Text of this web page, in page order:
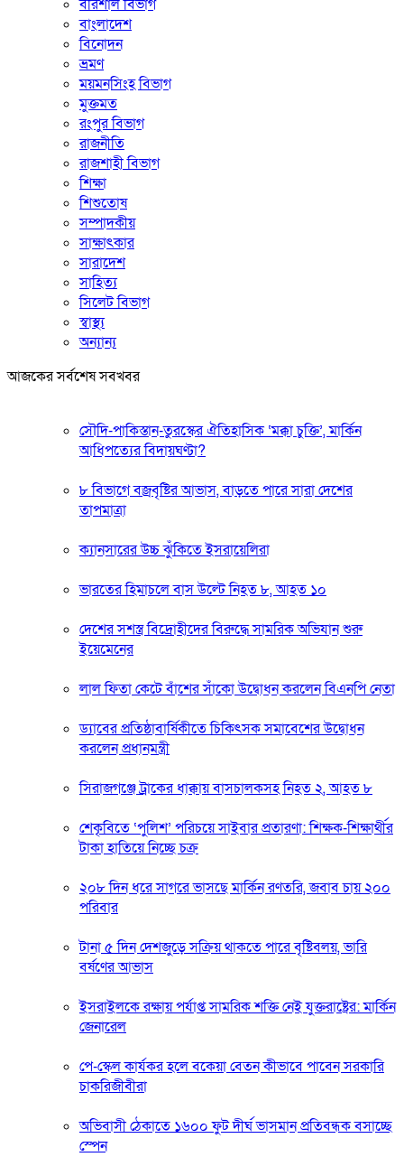
বরিশাল বিভাগ
বাংলাদেশ
বিনোদন
ভ্রমণ
ময়মনসিংহ বিভাগ
মুক্তমত
রংপুর বিভাগ
রাজনীতি
রাজশাহী বিভাগ
শিক্ষা
শিশুতোষ
সম্পাদকীয়
সাক্ষাৎকার
সারাদেশ
সাহিত্য
সিলেট বিভাগ
স্বাস্থ্য
অন্যান্য
আজকের সর্বশেষ সবখবর
সৌদি-পাকিস্তান-তুরস্কের ঐতিহাসিক ‘মক্কা চুক্তি’, মার্কিন
আধিপত্যের বিদায়ঘণ্টা?
৮ বিভাগে বজ্রবৃষ্টির আভাস, বাড়তে পারে সারা দেশের
তাপমাত্রা
ক্যানসারের উচ্চ ঝুঁকিতে ইসরায়েলিরা
ভারতের হিমাচলে বাস উল্টে নিহত ৮, আহত ১০
দেশের সশস্ত্র বিদ্রোহীদের বিরুদ্ধে সামরিক অভিযান শুরু
ইয়েমেনের
লাল ফিতা কেটে বাঁশের সাঁকো উদ্বোধন করলেন বিএনপি নেতা
ড্যাবের প্রতিষ্ঠাবার্ষিকীতে চিকিৎসক সমাবেশের উদ্বোধন
করলেন প্রধানমন্ত্রী
সিরাজগঞ্জে ট্রাকের ধাক্কায় বাসচালকসহ নিহত ২, আহত ৮
শেকৃবিতে ‘পুলিশ’ পরিচয়ে সাইবার প্রতারণা: শিক্ষক-শিক্ষার্থীর
টাকা হাতিয়ে নিচ্ছে চক্র
২০৮ দিন ধরে সাগরে ভাসছে মার্কিন রণতরি, জবাব চায় ২০০
পরিবার
টানা ৫ দিন দেশজুড়ে সক্রিয় থাকতে পারে বৃষ্টিবলয়, ভারি
বর্ষণের আভাস
ইসরাইলকে রক্ষায় পর্যাপ্ত সামরিক শক্তি নেই যুক্তরাষ্ট্রের: মার্কিন
জেনারেল
পে-স্কেল কার্যকর হলে বকেয়া বেতন কীভাবে পাবেন সরকারি
চাকরিজীবীরা
অভিবাসী ঠেকাতে ১৬০০ ফুট দীর্ঘ ভাসমান প্রতিবন্ধক বসাচ্ছে
স্পেন